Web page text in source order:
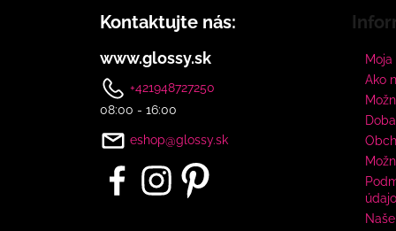
Kontaktujte nás:
www.glossy.sk
+421948727250
08:00 - 16:00
eshop@glossy.sk
Ako